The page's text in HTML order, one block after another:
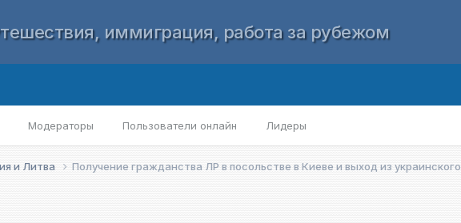
иммиграция, работа за рубежом
Модераторы Пользователи онлайн Лидеры
и Литва Получение гражданства ЛР в посольстве в Киеве и выход из украинского